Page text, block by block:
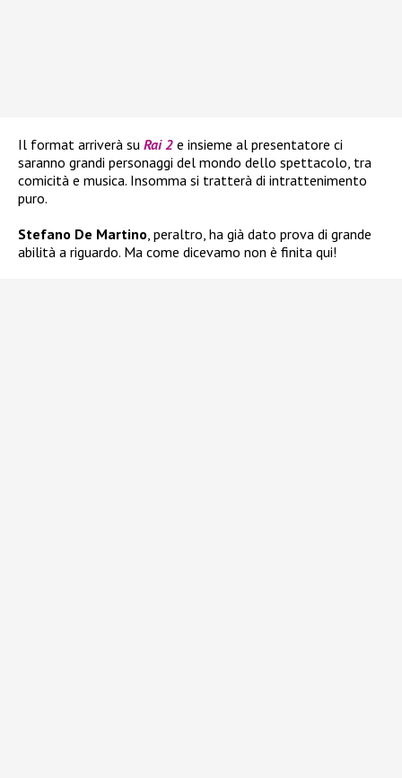
Il format arriverà su Rai 2 e insieme al presentatore ci
saranno grandi personaggi del mondo dello spettacolo, tra
comicità e musica. Insomma si tratterà di intrattenimento
puro.
Stefano De Martino, peraltro, ha già dato prova di grande
abilità a riguardo. Ma come dicevamo non è finita qui!